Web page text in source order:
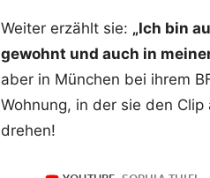
Weiter erzählt sie: „Ich bin
gewohnt und auch in
aber in München bei ihrem
Wohnung, in der sie den
drehen!